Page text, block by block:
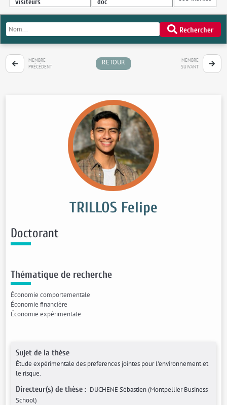
Rechercher
MEMBRE
PRÉCÉDENT
RETOUR
MEMBRE
SUIVANT
Thématique de recherche
Économie comportementale
Économie financière
Économie expérimentale
TRILLOS Felipe
Doctorant
Sujet de la thèse
Étude expérimentale des preferences jointes pour l'environnement et
le risque.
Directeur(s) de thèse : DUCHENE Sébastien (Montpellier Business
School)